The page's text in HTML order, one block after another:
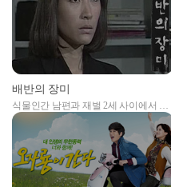
배반의 장미
식물인간 남편과 재벌 2세 사이에서 갈
등하는 여인의 이야기